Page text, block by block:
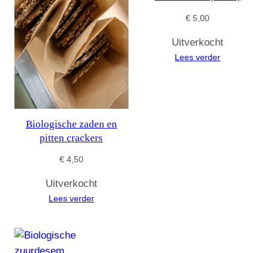
Biologische zaden en
pitten crackers
€4,50
Uitverkocht
Lees verder
€ 5,00
Uitverkocht
Lees verder